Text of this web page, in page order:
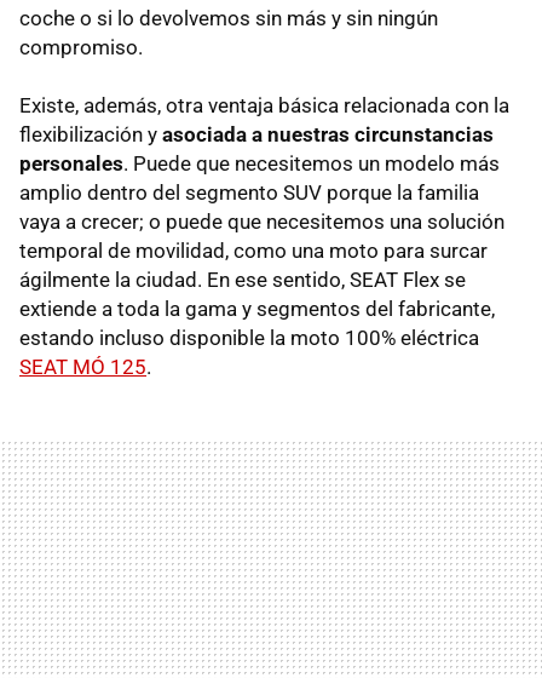
coche o si lo devolvemos sin más y sin ningún
compromiso.
Existe, además, otra ventaja básica relacionada con la
flexibilización y asociada a nuestras circunstancias
personales. Puede que necesitemos un modelo más
amplio dentro del segmento SUV porque la familia
vaya a crecer; o puede que necesitemos una solución
temporal de movilidad, como una moto para surcar
ágilmente la ciudad. En ese sentido, SEAT Flex se
extiende a toda la gama y segmentos del fabricante,
estando incluso disponible la moto 100% eléctrica
SEAT MÓ 125.